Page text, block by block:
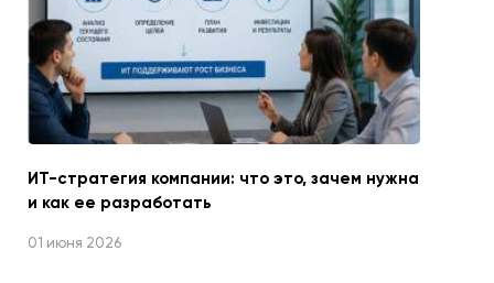
ИТ-стратегия компании: что это, зачем нужна
и как ее разработать
01 июня 2026